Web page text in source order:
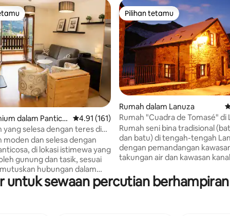
5, 149 ulasan
dalam Pantico
Penarafan purata 4.91 daripada 5, 161 ulasan
4.91 (161)
selesa dengan teres di
dan selesa dengan
di lokasi istimewa yang
gunung dan tasik, sesuai
hubungan dalam
jadi, bermain sukan dan
tenaga pada musim
Pilihan tetamu
Pilihan tetamu
Rumah dalam Lanuza
Rumah "Cuadra de Tomasé" di
Rumah seni bina tradisional
dan batu) di tengah-tengah
dengan pemandangan
takungan air dan kawasan
lengkap (peralatan, pakaian
pinggan mangkuk).
untuk sewaan percutian